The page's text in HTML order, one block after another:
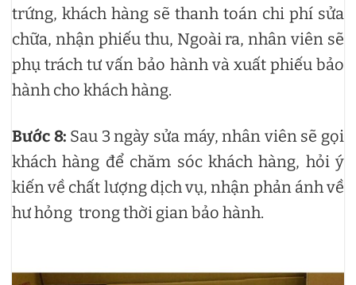
trứng, khách hàng sẽ thanh toán chi phí sửa
chữa, nhận phiếu thu, Ngoài ra, nhân viên sẽ
phụ trách tư vấn bảo hành và xuất phiếu bảo
hành cho khách hàng.
Bước 8: Sau 3 ngày sửa máy, nhân viên sẽ gọi
khách hàng để chăm sóc khách hàng, hỏi ý
kiến về chất lượng dịch vụ, nhận phản ánh về
hư hỏng trong thời gian bảo hành.